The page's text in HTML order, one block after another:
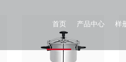
首页 产品中心 样